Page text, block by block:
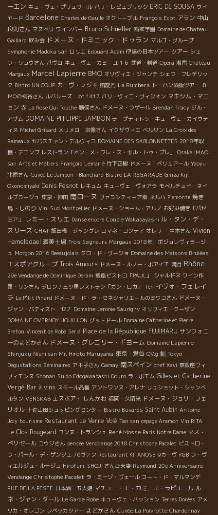
ーエン キューヴェ・プリュサール パリ・レピュブリック ERIC DE SOUSA ウイ
ヤード Barcelone Charles de Gaulle オクトーブル François Ecot アラン 中山
良則さん マスぺリ ワインバー Bruno Schueller 輪飲学園 Domaine de Chateau
Gaillard 飲み会 ドメーヌ・ドミニック・ドゥラン マルゴ・グループ
Symphonie Madoka san ロリエ Edouard Adam 伊藤の日本ツアー ツアー シェ
フ・リョウさん パヴロ キューヴェ・カミーユ１６ 武道・剣道 Opéra 湘南 Château
Margaux Marcel Lapierre BMO オリヴィエ・ジャンテ シェフ フレデリッ
ク Bistro UN COUP カーヴ・フジキ 凱旋門 La Rumbera トーハン酒販ツアー Ｂ
ＭОの桐谷さん ルバレーズ lot 1417 パリ・ヴィニ・ヴィジオン マキシム・マニ
ョン 赤 La Rose Qui Touche 勝俣さん ドメーヌ・ラゲール Brendan Tracy ジル・
アザム DOMAINE PHILIPPE JAMBON ラ・プティトゥ・キューヴェ・カイウテ
ィヌ Michel Grisard メリメロ 宗像さん イクザヴィエ ベルリン La Croix des
Rameaux セバスチャン・デルヴィユ DOMAINE DES SABLONNETTES 2018年収
穫・デコンブ レストラン「オン・メ・フレ・ス・キル・トゥ・プレ」
Osaka IMAO
san Arts et Metiers François Lemarié 竹下正樹 ドメーヌ・ベリュアール Yaoyu
北原さん Cuvée Le Jambon・Blanchard Bistro LA REGARADE Ginza Kiji
Okonomiyaki Denis Pesnot レキュム キューヴェ・ヴォアラ モペルチュイ・ネイ
ルプラージュ 東京・神田 南ローヌ ヴァランティーア畑 ネルハ Piemonte 焼き
鳥・しのり Vini Sud Montpellier ドメーヌ・ショーム・アルノ お好み焼き「パセ
ミア」
レミー・スリエ Danse encore Couple Wakabayashi ル・タン・デ・
スリーズ CHAT 飯田橋 ジャングレ ロマネ・コンティ オレリー 中本さん Vivien
Hemelsdael 酒美土場 Trois Seigneurs Margaux 2018年・ボジョレヴィラージ
ュ Morgon 2016 Beeaujolais クロ・ド・ヴージョ Domaine des Maisons Brulées
エスポアグループ Trois Amours ドメーヌ・ルノー・ボアイエ 満月 Rhône
29e Vendange de Dominique Derain 銀座ビストロ「PAUL」 シャルドネ ワイン作
家・リンさん ジロンナ三ツ星レストラン「カン・ロカ」 Ten イヴォ・フェレイ
ラ Le P'tit Pinard ドメーヌ・ド・ラ・セネシャリエールのミワコさん ドメーヌ・
ジャン・バティスト・セナ Domaine Jerome Saurigny オリヴィエ・クーザン
DOMAINE OVERNOY HOUILLON グットドール Domaine Catherine et Pierre
Breton Vincent de Roba Seria Place de la République FUJIMARU サンフォニ
ーのまどかさん ドメーヌ・グレゴリー・ギヨーム Domaine Lapierre
Shinjuku Nishi san Mr. Hiroto Maruyama 東京・鴬谷 QV.g 鮨 Tokyo
Degustations Séminaires アキ子さん Gamay 南スペイン chef Xavi 東銀座ヴィ
ヴィエンヌ Shonan Suido Edogawabashi Douro ラ・ボエム Gilles et Catherine
Vergé Bar à vins スモール品種 アントワンヌ・アレナ リュショット・シャンベ
ルタン VENSKAB エスポア・ しんかわ 福岡・久留米 ドメーヌ・ジョリ・フェ
リオル 土佐山田ショッピングセンター Bistro Buvards Saint Aubin Antoine
Joly tourisme Restaurant Le Verre Volé Tan san cepage Aramon Vin RITA
Le Clos Rougeard ユンヌ・トランシュ René Mosse Paris Notre Dame マス・
ぺリセール ユウジさん pensee Venddange 2018 Christophe Pacalet ビストロ・
ラ・パール・デ・ザンジュ 76ヴァン Restaurant KITANOSE 9カーヴ KGB ラ・ヴ
ィエルジュ・ルージュ Hirofumi SHOJI さんご夫妻 Raymond 20e Anniversaire
Vendange Christophe Pacalet ラ・ミーゾ・ヴェール コート・ド・マルマンデ
RUE DE LA PESTE 日本酒 五人娘 マチュー・エ・カミーユ・ラピエール ル
ネ・ジャン・ダール Le Garde Robe キューヴェ・パッション Terres Dorées アメ
リカ・オレゴン レベッカツアー まどかさん Cuvée La Poivrotte Chardonnay